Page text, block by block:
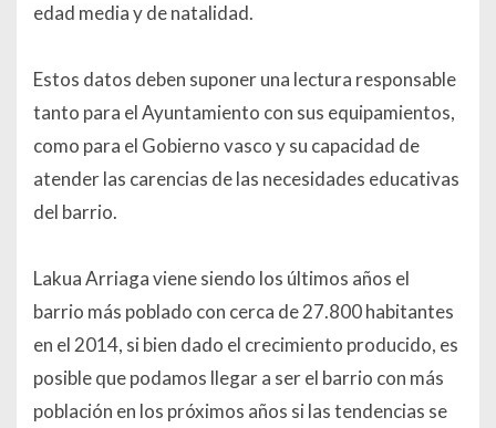
edad media y de natalidad.
Estos datos deben suponer una lectura responsable
tanto para el Ayuntamiento con sus equipamientos,
como para el Gobierno vasco y su capacidad de
atender las carencias de las necesidades educativas
del barrio.
Lakua Arriaga viene siendo los últimos años el
barrio más poblado con cerca de 27.800 habitantes
en el 2014, si bien dado el crecimiento producido, es
posible que podamos llegar a ser el barrio con más
población en los próximos años si las tendencias se